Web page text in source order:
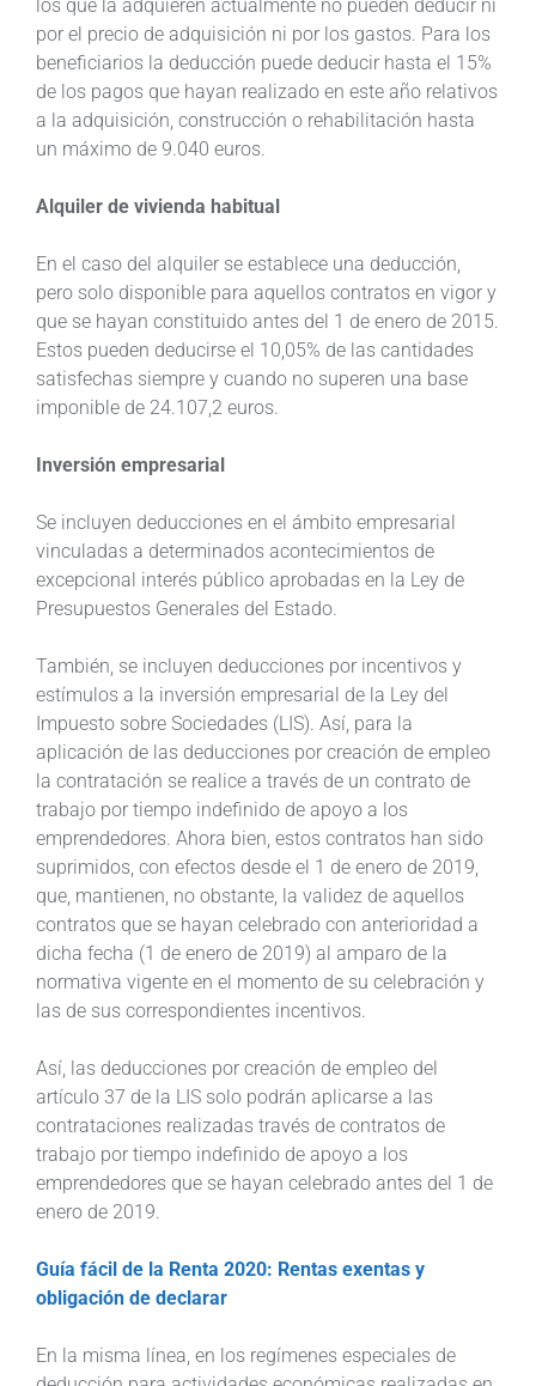
los que la adquieren actualmente no pueden deducir ni
por el precio de adquisición ni por los gastos. Para los
beneficiarios la deducción puede deducir hasta el 15%
de los pagos que hayan realizado en este año relativos
a la adquisición, construcción o rehabilitación hasta
un máximo de 9.040 euros.
Alquiler de vivienda habitual
En el caso del alquiler se establece una deducción,
pero solo disponible para aquellos contratos en vigor y
que se hayan constituido antes del 1 de enero de 2015.
Estos pueden deducirse el 10,05% de las cantidades
satisfechas siempre y cuando no superen una base
imponible de 24.107,2 euros.
Inversión empresarial
Se incluyen deducciones en el ámbito empresarial
vinculadas a determinados acontecimientos de
excepcional interés público aprobadas en la Ley de
Presupuestos Generales del Estado.
También, se incluyen deducciones por incentivos y
estímulos a la inversión empresarial de la Ley del
Impuesto sobre Sociedades (LIS). Así, para la
aplicación de las deducciones por creación de empleo
la contratación se realice a través de un contrato de
trabajo por tiempo indefinido de apoyo a los
emprendedores. Ahora bien, estos contratos han sido
suprimidos, con efectos desde el 1 de enero de 2019,
que, mantienen, no obstante, la validez de aquellos
contratos que se hayan celebrado con anterioridad a
dicha fecha (1 de enero de 2019) al amparo de la
normativa vigente en el momento de su celebración y
las de sus correspondientes incentivos.
Así, las deducciones por creación de empleo del
artículo 37 de la LIS solo podrán aplicarse a las
contrataciones realizadas través de contratos de
trabajo por tiempo indefinido de apoyo a los
emprendedores que se hayan celebrado antes del 1 de
enero de 2019.
Guía fácil de la Renta 2020: Rentas exentas y
obligación de declarar
En la misma línea, en los regímenes especiales de